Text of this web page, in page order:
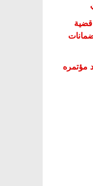
مؤتمره